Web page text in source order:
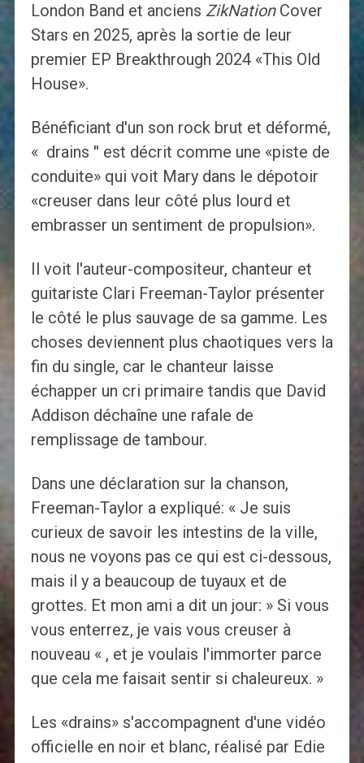
London Band et anciens ZikNationCover
Stars en 2025, après la sortie de leur
premier EP Breakthrough 2024 «This Old
House».
Bénéficiant d'un son rock brut et déformé,
« drains '' est décrit comme une «piste de
conduite» qui voit Mary dans le dépotoir
«creuser dans leur côté plus lourd et
embrasser un sentiment de propulsion».
Il voit l'auteur-compositeur, chanteur et
guitariste Clari Freeman-Taylor présenter
le côté le plus sauvage de sa gamme. Les
choses deviennent plus chaotiques vers la
fin du single, car le chanteur laisse
échapper un cri primaire tandis que David
Addison déchaîne une rafale de
remplissage de tambour.
Dans une déclaration sur la chanson,
Freeman-Taylor a expliqué: « Je suis
curieux de savoir les intestins de la ville,
nous ne voyons pas ce qui est ci-dessous,
mais il y a beaucoup de tuyaux et de
grottes. Et mon ami a dit un jour: » Si vous
vous enterrez, je vais vous creuser à
nouveau « , et je voulais l'immorter parce
que cela me faisait sentir si chaleureux. »
Les «drains» s'accompagnent d'une vidéo
officielle en noir et blanc, réalisé par Edie